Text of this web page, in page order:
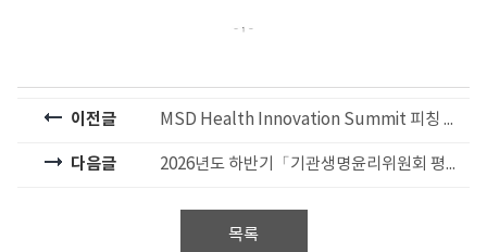
이전글 MSD Health Innovation Summit 피칭 참가기업 모집 안내(~6.12(금))
다음글 2026년도 하반기「기관생명윤리위원회 평가·인증(신규인증)」계획 공고
목록